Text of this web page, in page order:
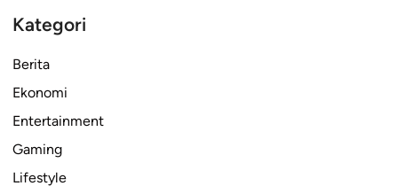
Kategori
Berita
Ekonomi
Entertainment
Gaming
Lifestyle